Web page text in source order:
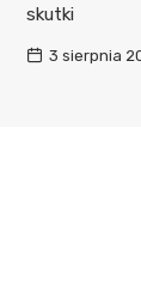
skutki
3 sierpnia